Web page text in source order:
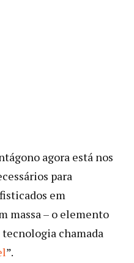
agora está nos
para
em
massa – o elemento
tecnologia chamada
”.